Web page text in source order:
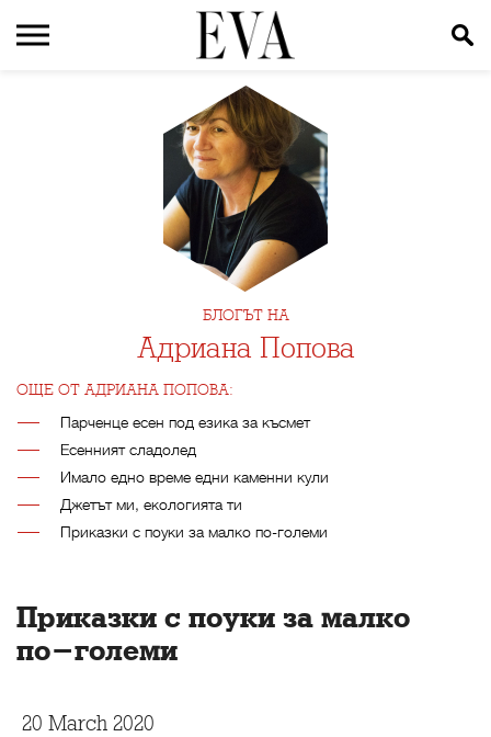
БЛОГЪТ НА
Адриана Попова
ОЩЕ ОТ АДРИАНА ПОПОВА:
Парченце есен под езика за късмет
Eсенният сладолед
Имало едно време едни каменни кули
Джетът ми, екологията ти
Приказки с поуки за малко по-големи
Приказки с поуки за малко
по-големи
20 March 2020